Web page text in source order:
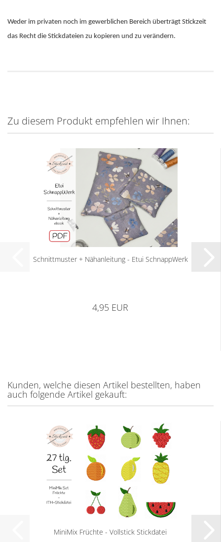
Weder im privaten noch im gewerblichen Bereich überträgt Stickzeit
das Recht die Stickdateien zu kopieren und zu verändern.
Zu diesem Produkt empfehlen wir Ihnen:
Schnittmuster + Nähanleitung - Etui SchnappWerk
4,95 EUR
Kunden, welche diesen Artikel bestellten, haben
auch folgende Artikel gekauft:
MiniMix Früchte - Vollstick Stickdatei